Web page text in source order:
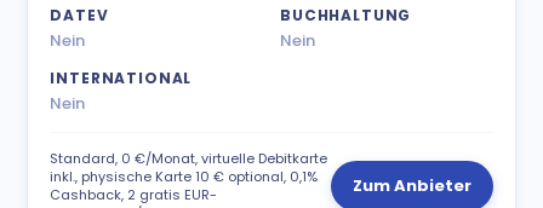
DATEV
Nein
BUCHHALTUNG
Nein
INTERNATIONAL
Nein
Standard, 0 €/Monat, virtuelle Debitkarte
inkl., physische Karte 10 € optional, 0,1%
Cashback, 2 gratis EUR-
Zum Anbieter